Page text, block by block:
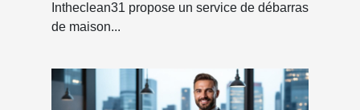
Intheclean31 propose un service de débarras
de maison...